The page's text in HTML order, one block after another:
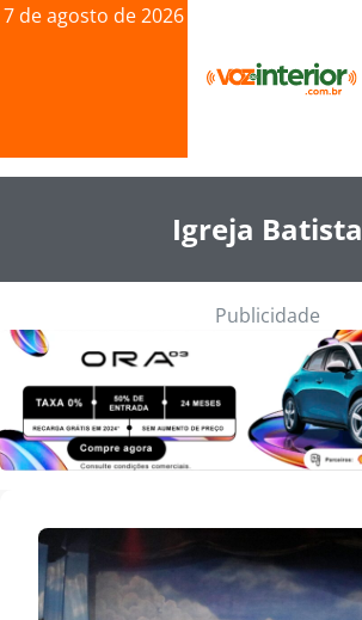
7 de agosto de 2026
Igreja Batista
Publicidade